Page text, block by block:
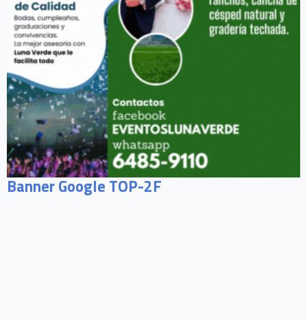
Banner Google TOP-2F